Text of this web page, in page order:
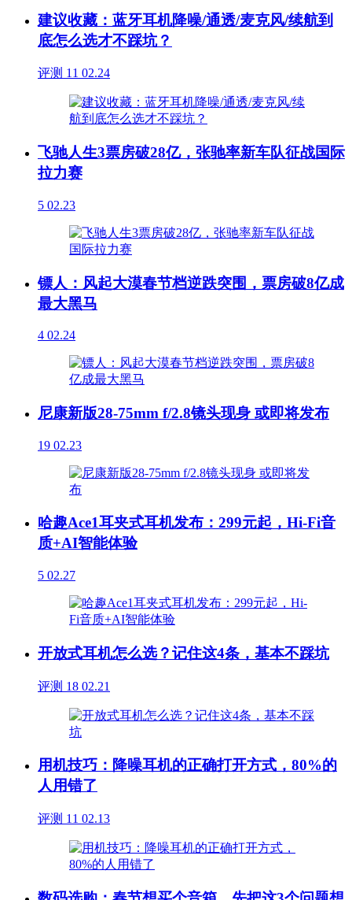
建议收藏：蓝牙耳机降噪/通透/麦克风/续航到
底怎么选才不踩坑？
评测 11 02.24
飞驰人生3票房破28亿，张驰率新车队征战国际
拉力赛
5 02.23
镖人：风起大漠春节档逆跌突围，票房破8亿成
最大黑马
4 02.24
尼康新版28-75mm f/2.8镜头现身 或即将发布
19 02.23
哈趣Ace1耳夹式耳机发布：299元起，Hi-Fi音
质+AI智能体验
5 02.27
开放式耳机怎么选？记住这4条，基本不踩坑
评测 18 02.21
用机技巧：降噪耳机的正确打开方式，80%的
人用错了
评测 11 02.13